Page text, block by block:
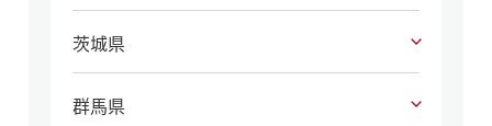
茨城県
群馬県